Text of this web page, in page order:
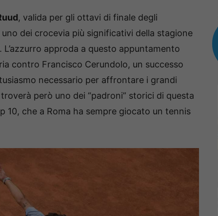
, valida per gli ottavi di finale degli
dei crocevia più significativi della stagione
approda a questo appuntamento
contro Francisco Cerundolo, un successo
necessario per affrontare i grandi
però uno dei “padroni” storici di questa
10, che a Roma ha sempre giocato un tennis